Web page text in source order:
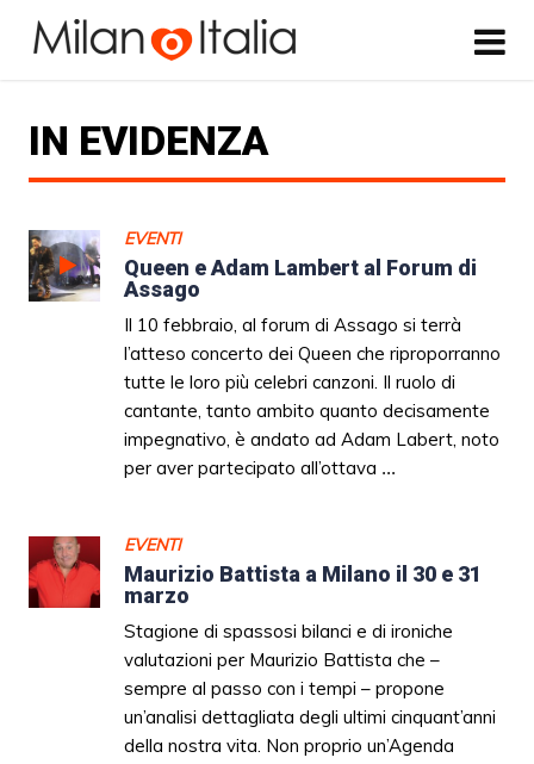
IN EVIDENZA
EVENTI
Queen e Adam Lambert al Forum di
Assago
Il 10 febbraio, al forum di Assago si terrà
l’atteso concerto dei Queen che riproporranno
tutte le loro più celebri canzoni. Il ruolo di
cantante, tanto ambito quanto decisamente
impegnativo, è andato ad Adam Labert, noto
per aver partecipato all’ottava ...
EVENTI
Maurizio Battista a Milano il 30 e 31
marzo
Stagione di spassosi bilanci e di ironiche
valutazioni per Maurizio Battista che –
sempre al passo con i tempi – propone
un’analisi dettagliata degli ultimi cinquant’anni
della nostra vita. Non proprio un’Agenda